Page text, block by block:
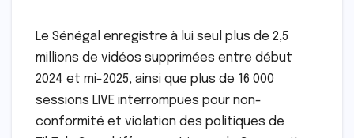
Le Sénégal enregistre à lui seul plus de 2,5
millions de vidéos supprimées entre début
2024 et mi-2025, ainsi que plus de 16 000
sessions LIVE interrompues pour non-
conformité et violation des politiques de